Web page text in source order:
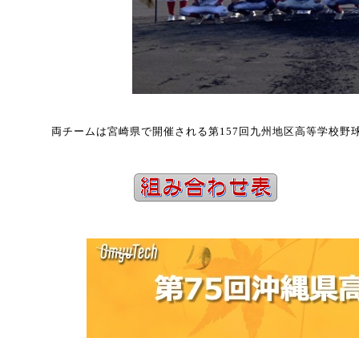
両チームは宮崎県で開催される第157回九州地区高等学校